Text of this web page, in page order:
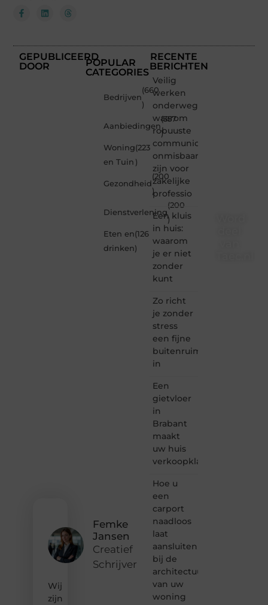
GEPUBLICEERD
DOOR
Femke
Jansen
Creatief
Schrijver
Wij
zijn
POPULAR
CATEGORIES
Bedrijven
(660
)
Aanbiedingen
(357
)
Woning
en Tuin
(223
)
Gezondheid
(200
)
Dienstverlening
(200
)
Eten en
drinken
(126
)
RECENTE
BERICHTEN
Veilig
werken
onderweg:
waarom
robuuste
communicatiemiddelen
onmisbaar
zijn voor
zakelijke
professio
Een kluis
in huis:
waarom
je er niet
zonder
kunt
Zo richt
je zonder
stress
een fijne
buitenruimte
in
Een
gietvloer
in
Brabant
maakt
uw huis
verkoopklaar
Hoe u
een
carport
naadloos
laat
aansluiten
bij de
architectuur
van uw
woning